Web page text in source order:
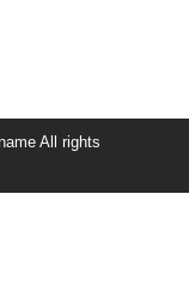
All rights